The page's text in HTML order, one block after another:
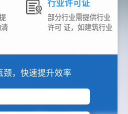
行业许可证
部分行业需提供行业
许可 证，如建筑行业
颈，快速提升效率